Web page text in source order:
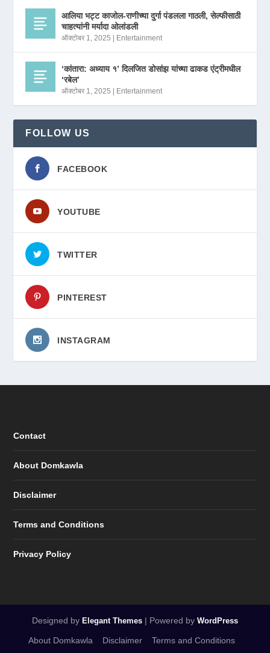
आलिया भट्ट काजोल-राणीच्या दुर्गा पंडलला गाठली, सेल्फीसाठी
चाहत्यांनी मर्यादा ओलांडली
ऑक्टोबर 1, 2025 Entertainment
‘कांतारा: अध्याय १’ दिलजित डोसांझ यांच्या ढाकड एंट्रीमधील
‘रबेल’
ऑक्टोबर 1, 2025 Entertainment
FOLLOW US
FACEBOOK
YOUTUBE
TWITTER
PINTEREST
INSTAGRAM
Contact
About Domkawla
Disclaimer
Terms and Conditions
Privacy Policy
Designed by Elegant Themes | Powered by WordPress
About Domkawla Disclaimer Terms and Conditions